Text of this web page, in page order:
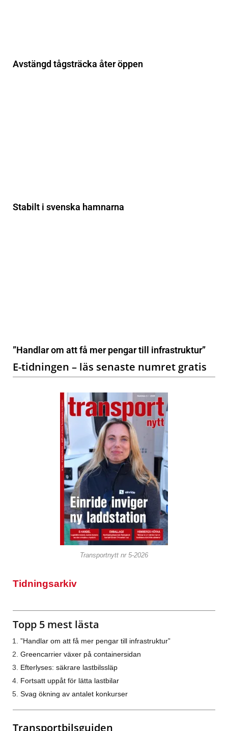
Avstängd tågsträcka åter öppen
Stabilt i svenska hamnarna
”Handlar om att få mer pengar till infrastruktur”
E-tidningen – läs senaste numret gratis
Transportnytt nr 5-2026
Tidningsarkiv
Topp 5 mest lästa
”Handlar om att få mer pengar till infrastruktur”
Greencarrier växer på containersidan
Efterlyses: säkrare lastbilssläp
Fortsatt uppåt för lätta lastbilar
Svag ökning av antalet konkurser
Transportbilsguiden